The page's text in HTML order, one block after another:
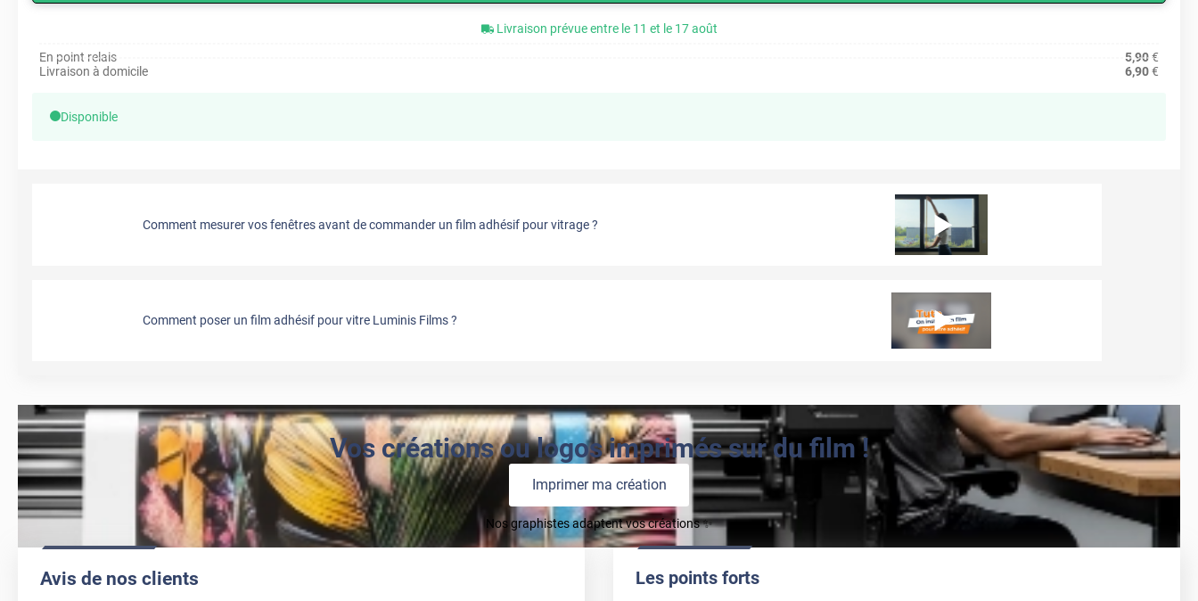
Livraison prévue entre le 11 et le 17 août
En point relais
5,90€
Livraison à domicile
6,90€
Disponible
Comment mesurer vos fenêtres avant de commander un film adhésif pour vitrage ?
Comment poser un film adhésif pour vitre Luminis Films ?
Vos créations ou logos imprimés sur du film !
Imprimer ma création
Nos graphistes adaptent vos créations ✨
Avis de nos clients Les points forts